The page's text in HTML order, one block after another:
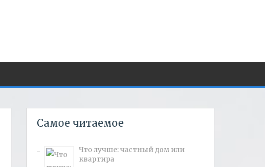
Самое читаемое
Что лучше: частный дом или
квартира